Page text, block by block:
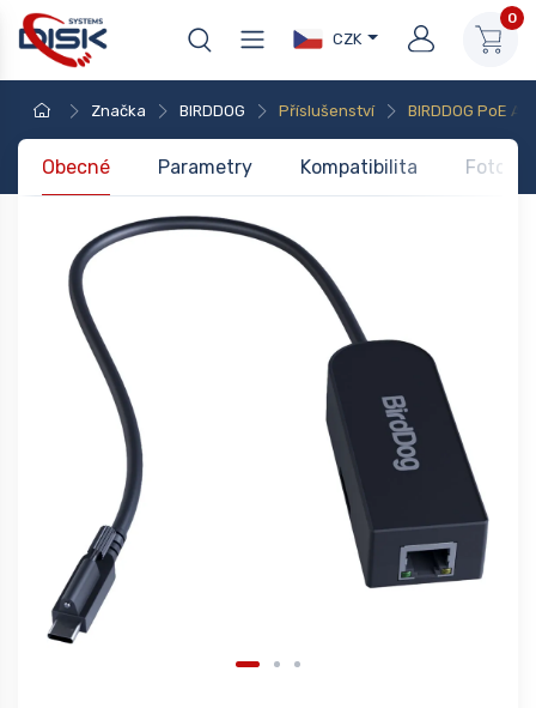
CZK
0
Značka BIRDDOG Příslušenství BIRDDOG PoE
Obecné Parametry Kompatibilita Foto